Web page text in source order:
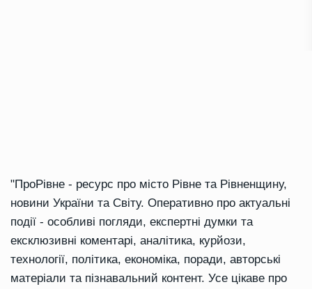
"ПроРівне - ресурс про місто Рівне та Рівненщину,
новини України та Світу. Оперативно про актуальні
події - особливі погляди, експертні думки та
ексклюзивні коментарі, аналітика, курйози,
технології, політика, економіка, поради, авторські
матеріали та пізнавальний контент. Усе цікаве про